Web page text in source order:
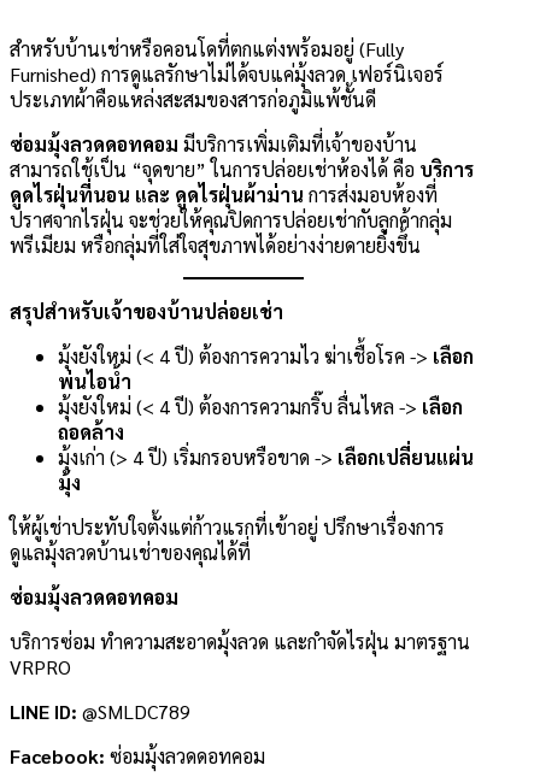
สำหรับบ้านเช่าหรือคอนโดที่ตกแต่งพร้อมอยู่ (Fully
Furnished) การดูแลรักษาไม่ได้จบแค่มุ้งลวด เฟอร์นิเจอร์
ประเภทผ้าคือแหล่งสะสมของสารก่อภูมิแพ้ชั้นดี
ซ่อมมุ้งลวดดอทคอม มีบริการเพิ่มเติมที่เจ้าของบ้าน
สามารถใช้เป็น “จุดขาย” ในการปล่อยเช่าห้องได้ คือ บริการ
ดูดไรฝุ่นที่นอน และ ดูดไรฝุ่นผ้าม่าน การส่งมอบห้องที่
ปราศจากไรฝุ่น จะช่วยให้คุณปิดการปล่อยเช่ากับลูกค้ากลุ่ม
พรีเมียม หรือกลุ่มที่ใส่ใจสุขภาพได้อย่างง่ายดายยิ่งขึ้น
สรุปสำหรับเจ้าของบ้านปล่อยเช่า
มุ้งยังใหม่ (< 4 ปี) ต้องการความไว ฆ่าเชื้อโรค -> เลือก
พ่นไอน้ำ
มุ้งยังใหม่ (< 4 ปี) ต้องการความกริ๊บ ลื่นไหล -> เลือก
ถอดล้าง
มุ้งเก่า (> 4 ปี) เริ่มกรอบหรือขาด -> เลือกเปลี่ยนแผ่น
มุ้ง
ให้ผู้เช่าประทับใจตั้งแต่ก้าวแรกที่เข้าอยู่ ปรึกษาเรื่องการ
ดูแลมุ้งลวดบ้านเช่าของคุณได้ที่
ซ่อมมุ้งลวดดอทคอม
บริการซ่อม ทำความสะอาดมุ้งลวด และกำจัดไรฝุ่น มาตรฐาน
VRPRO
LINE ID: @SMLDC789
Facebook: ซ่อมมุ้งลวดดอทคอม